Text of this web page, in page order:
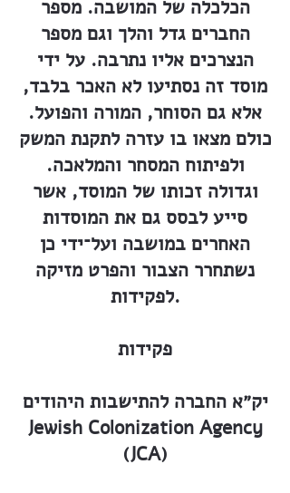
הכלכלה של המושבה. מספר
החברים גדל והלך וגם מספר
הנצרכים אליו נתרבה. על ידי
מוסד זה נסתיעו לא האכר בלבד,
אלא גם הסוחר, המורה והפועל.
כולם מצאו בו עזרה לתקנת המשק
ולפיתוח המסחר והמלאכה.
וגדולה זכותו של המוסד, אשר
סייע לבסס גם את המוסדות
האחרים במושבה ועל־ידי כן
נשתחרר הצבור והפרט מזיקה
לפקידות.
פקידות
יק״א החברה להתישבות היהודים
Jewish Colonization Agency
(JCA)